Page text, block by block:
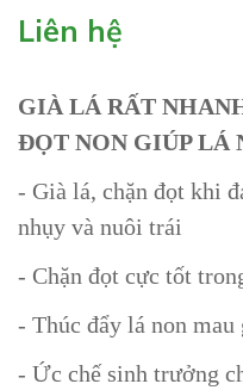
Liên hệ
GIÀ LÁ RẤT
ĐỌT NON GIÚP LÁ
- Già lá, chặn đọt khi
nhụy và nuôi trái
- Chặn đọt cực tốt
- Thúc đẩy lá non
- Ức chế sinh trưởng